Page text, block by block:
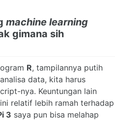
machine learning
gimana sih
R, tampilannya putih
data, kita harus
nya. Keuntungan lain
relatif lebih ramah terhadap
3 saya pun bisa melahap